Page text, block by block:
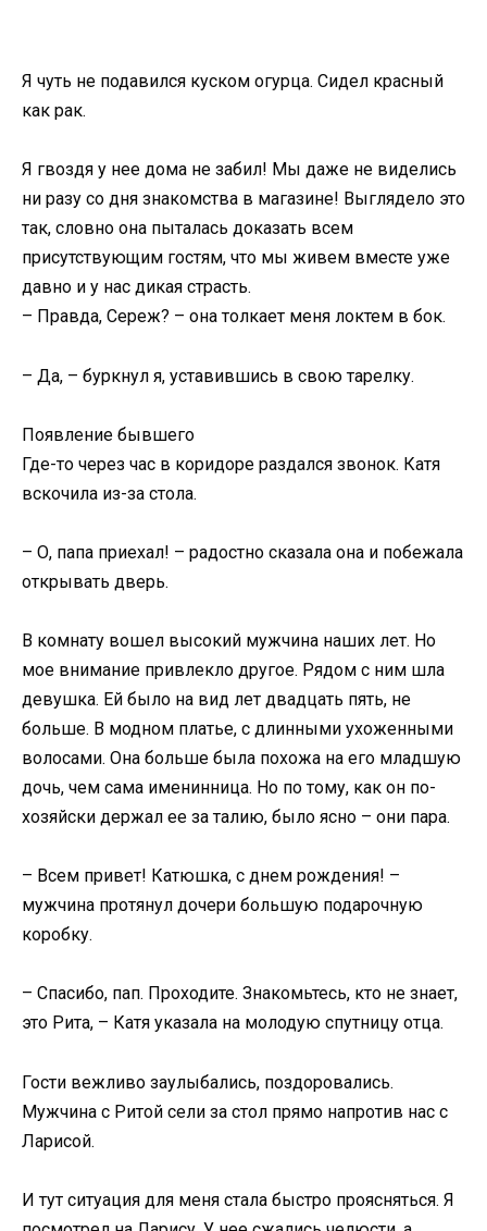
Я чуть не подавился куском огурца. Сидел красный
как рак.
Я гвоздя у нее дома не забил! Мы даже не виделись
ни разу со дня знакомства в магазине! Выглядело это
так, словно она пыталась доказать всем
присутствующим гостям, что мы живем вместе уже
давно и у нас дикая страсть.
– Правда, Сереж? – она толкает меня локтем в бок.
– Да, – буркнул я, уставившись в свою тарелку.
Появление бывшего
Где-то через час в коридоре раздался звонок. Катя
вскочила из-за стола.
– О, папа приехал! – радостно сказала она и побежала
открывать дверь.
В комнату вошел высокий мужчина наших лет. Но
мое внимание привлекло другое. Рядом с ним шла
девушка. Ей было на вид лет двадцать пять, не
больше. В модном платье, с длинными ухоженными
волосами. Она больше была похожа на его младшую
дочь, чем сама именинница. Но по тому, как он по-
хозяйски держал ее за талию, было ясно – они пара.
– Всем привет! Катюшка, с днем рождения! –
мужчина протянул дочери большую подарочную
коробку.
– Спасибо, пап. Проходите. Знакомьтесь, кто не знает,
это Рита, – Катя указала на молодую спутницу отца.
Гости вежливо заулыбались, поздоровались.
Мужчина с Ритой сели за стол прямо напротив нас с
Ларисой.
И тут ситуация для меня стала быстро проясняться. Я